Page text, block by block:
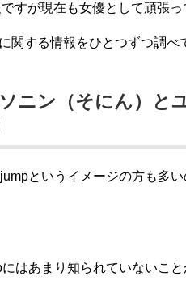
すが現在も女優として頑張っ
関する情報をひとつずつ調べ
ニン（そにん）と
というイメージの方も多
はあまり知られていないこと